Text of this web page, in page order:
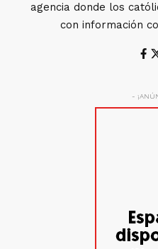
agencia donde los
con información
-